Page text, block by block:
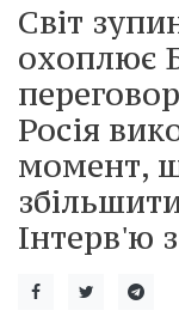
Світ
охоплює
Росія
момент,
Інтерв'ю